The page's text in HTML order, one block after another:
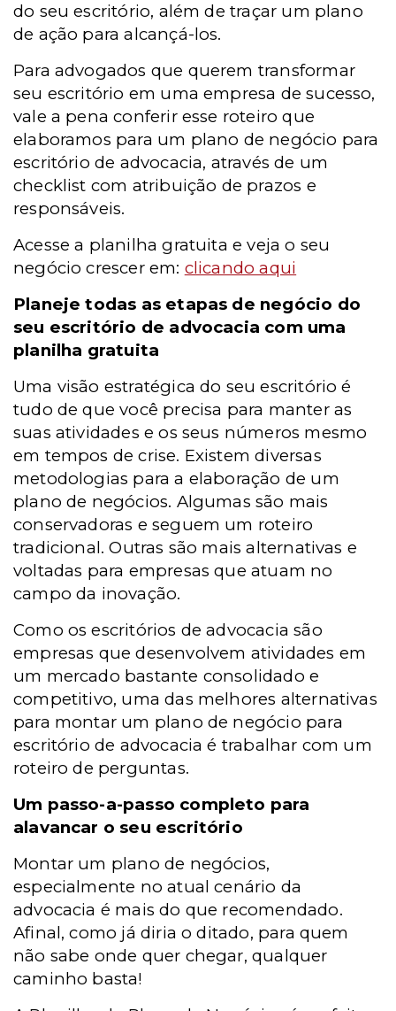
do seu escritório, além de traçar um plano
de ação para alcançá-los.
Para advogados que querem transformar
seu escritório em uma empresa de sucesso,
vale a pena conferir esse roteiro que
elaboramos para um plano de negócio para
escritório de advocacia, através de um
checklist com atribuição de prazos e
responsáveis.
Acesse a planilha gratuita e veja o seu
negócio crescer em: clicando aqui
Planeje todas as etapas de negócio do
seu escritório de advocacia com uma
planilha gratuita
Uma visão estratégica do seu escritório é
tudo de que você precisa para manter as
suas atividades e os seus números mesmo
em tempos de crise. Existem diversas
metodologias para a elaboração de um
plano de negócios. Algumas são mais
conservadoras e seguem um roteiro
tradicional. Outras são mais alternativas e
voltadas para empresas que atuam no
campo da inovação.
Como os escritórios de advocacia são
empresas que desenvolvem atividades em
um mercado bastante consolidado e
competitivo, uma das melhores alternativas
para montar um plano de negócio para
escritório de advocacia é trabalhar com um
roteiro de perguntas.
Um passo-a-passo completo para
alavancar o seu escritório
Montar um plano de negócios,
especialmente no atual cenário da
advocacia é mais do que recomendado.
Afinal, como já diria o ditado, para quem
não sabe onde quer chegar, qualquer
caminho basta!